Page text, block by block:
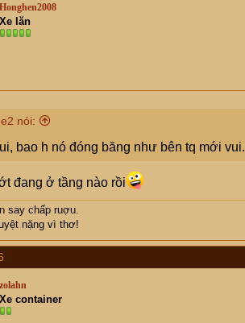
Honghen2008
Xe lăn
nói:
bao h nó đóng băng như bên tq mới vui.
đang ở tầng nào rồi
say chấp ruợu.
nặng vì thơ!
zolahn
Xe container